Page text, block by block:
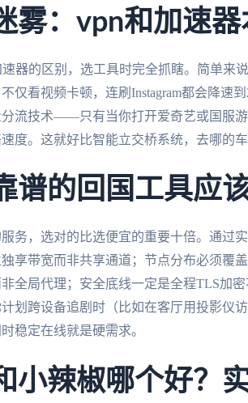
雾：vpn和加速器
器的区别，选工具时完全抓瞎。简单来
仅看视频卡顿，连刷Instagram都会降速
流技术——只有当你打开爱奇艺或国服
度。这就好比智能立交桥系统，去哪的
谱的回国工具应
务，选对的比选便宜的重要十倍。通过
享带宽而非共享通道；节点分布必须覆
全局代理；安全底线一定是全程TLS加
划跨设备追剧时（比如在客厅用投影仪
稳定在线就是硬需求。
小辣椒哪个好？